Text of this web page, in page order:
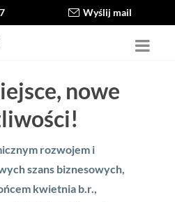
Wyślij mail
nowe
rozwojem i
szans biznesowych,
kwietnia b.r.,